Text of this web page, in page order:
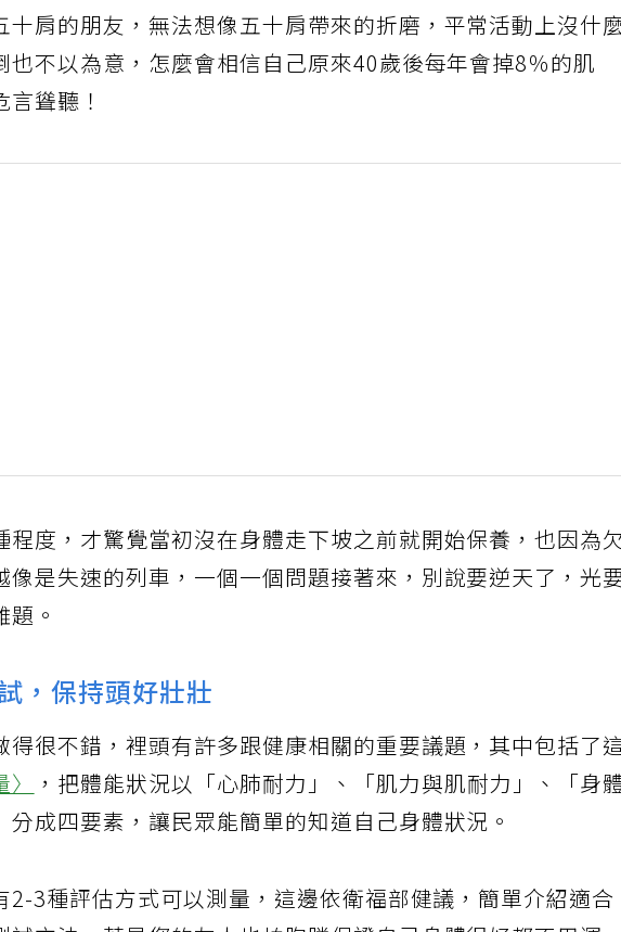
十肩的朋友，無法想像五十肩帶來的折磨，平常活動上沒什
也不以為意，怎麼會相信自己原來40歲後每年會掉8％的肌
聳聽！
程度，才驚覺當初沒在身體走下坡之前就開始保養，也因為
像是失速的列車，一個一個問題接著來，別說要逆天了，光
。
，保持頭好壯壯
得很不錯，裡頭有許多跟健康相關的重要議題，其中包括了
〉 ，把體能狀況以「心肺耐力」、「肌力與肌耐力」、「身
成四要素，讓民眾能簡單的知道自己身體狀況。
2-3種評估方式可以測量，這邊依衛福部健議，簡單介紹適合